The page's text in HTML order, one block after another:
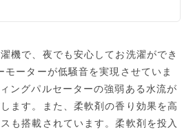
機で、夜でも安心してお洗濯ができ
モーターが低騒音を実現させていま
ングパルセーターの強弱ある水流が
ます。また、柔軟剤の香り効果を高
も搭載されています。柔軟剤を投入